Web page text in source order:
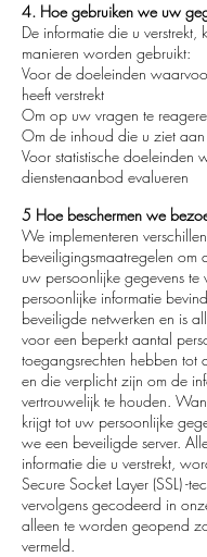
4. Hoe gebruiken we uw
De informatie die u
manieren worden gebruikt:
Voor de doeleinden
heeft verstrekt
Om op uw vragen te
Om de inhoud die u ziet aan
Voor statistische doeleinden
dienstenaanbod evalueren
5 Hoe beschermen we
We implementeren
beveiligingsmaatregelen om
uw persoonlijke gegevens
persoonlijke informatie
beveiligde netwerken en is
voor een beperkt aantal
toegangsrechten hebben tot
en die verplicht zijn om de
vertrouwelijk te houden.
krijgt tot uw persoonlijke
we een beveiligde server.
informatie die u verstrekt,
Secure Socket Layer (SSL) -
vervolgens gecodeerd in
alleen te worden geopend
vermeld.